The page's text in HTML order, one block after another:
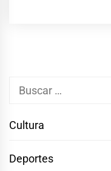
Buscar:
Cultura
Deportes